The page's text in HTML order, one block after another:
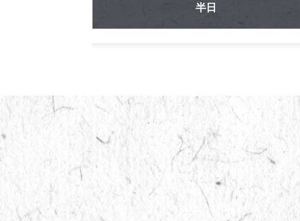
半日